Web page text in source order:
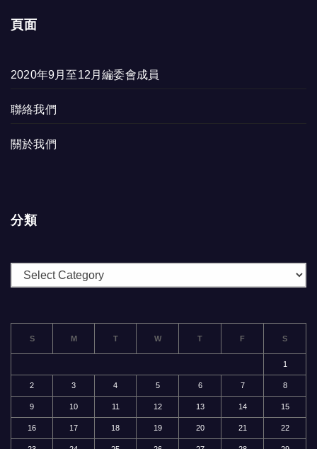
頁面
2020年9月至12月編委會成員
聯絡我們
關於我們
分類
S M T W T F S
1
2 3 4 5 6 7 8
9 10 11 12 13 14 15
16 17 18 19 20 21 22